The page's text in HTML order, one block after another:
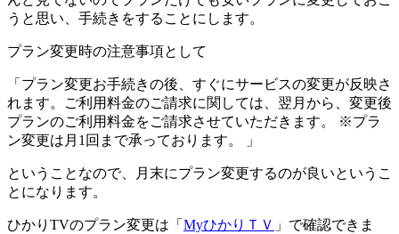
うと思い、手続きをすることにします。
プラン変更時の注意事項として
「プラン変更お手続きの後、すぐにサービスの変更が反映さ
れます。ご利用料金のご請求に関しては、翌月から、変更後
プランのご利用料金をご請求させていただきます。 ※プラ
ン変更は月1回まで承っております。 」
ということなので、月末にプラン変更するのが良いというこ
とになります。
ひかりTVのプラン変更は「 MyひかりＴＶ 」で確認できま